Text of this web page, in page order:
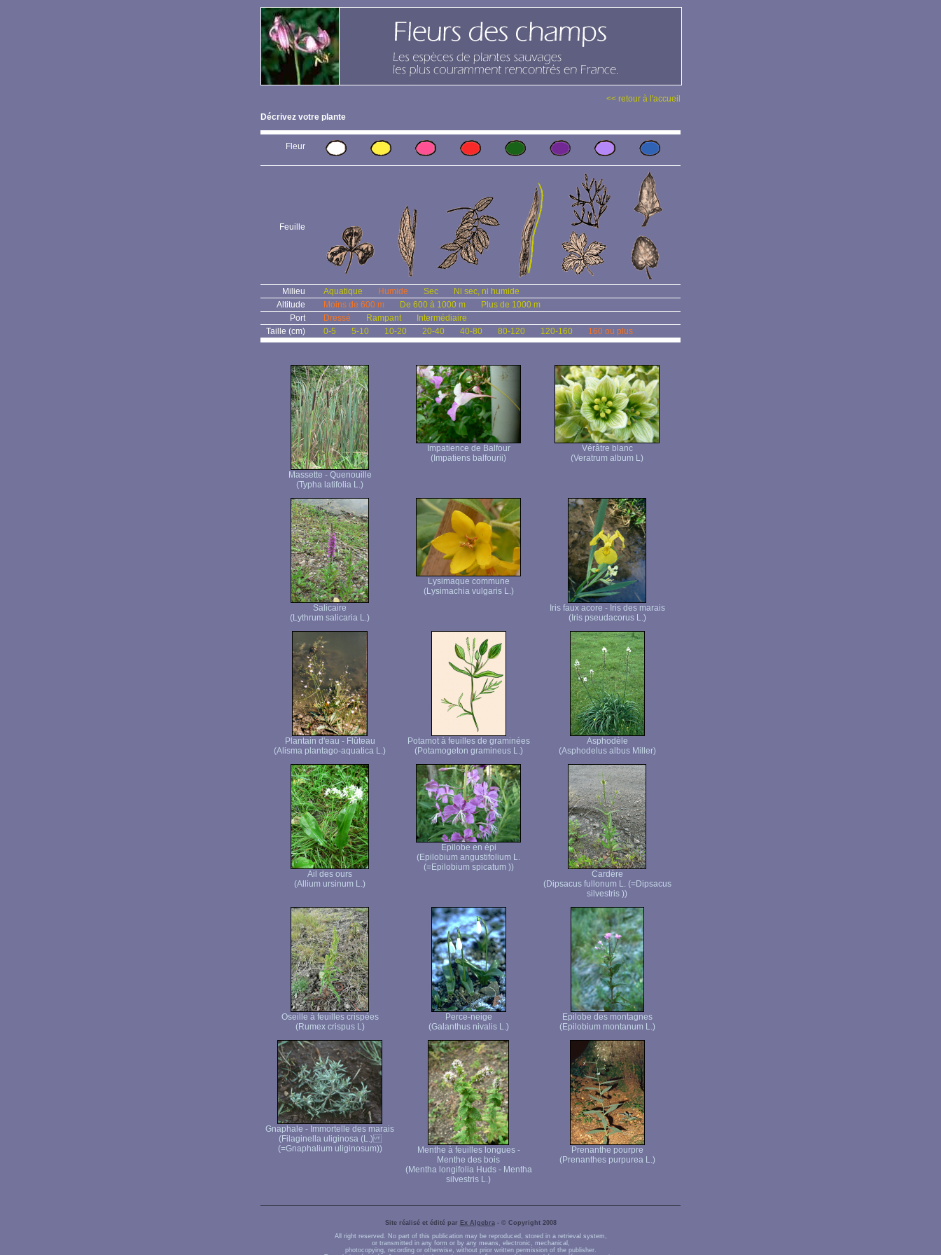
<< retour à l'accueil
Décrivez votre plante
Fleur
Feuille
Milieu Aquatique Humide Sec
Ni sec, ni humide
Altitude
Moins de 600 m De 600 à 1000 m
Plus de 1000 m
Port
Dressé Rampant
Intermédiaire
Taille (cm)
0-5 5-10 10-20 20-40 40-80 80-120 120-160 160 ou plus
Massette - Quenouille
(Typha latifolia L.)
Impatience de Balfour
(Impatiens balfourii)
Vérâtre blanc
(Veratrum album L)
Salicaire
(Lythrum salicaria L.)
Lysimaque commune
(Lysimachia vulgaris L.)
Iris faux acore - Iris des marais
(Iris pseudacorus L.)
Plantain d'eau - Flûteau
(Alisma plantago-aquatica L.)
Potamot à feuilles de graminées
(Potamogeton gramineus L.)
Asphodèle
(Asphodelus albus Miller)
Ail des ours
(Allium ursinum L.)
Epilobe en épi
(Epilobium angustifolium L.
(=Epilobium spicatum ))
Cardère
(Dipsacus fullonum L. (=Dipsacus
silvestris ))
Oseille à feuilles crispées
(Rumex crispus L)
Perce-neige
(Galanthus nivalis L.)
Epilobe des montagnes
(Epilobium montanum L.)
Gnaphale - Immortelle des marais
(Filaginella uliginosa (L.)
(=Gnaphalium uliginosum))
Menthe à feuilles longues -
Menthe des bois
(Mentha longifolia Huds - Mentha
silvestris L.)
Prenanthe pourpre
(Prenanthes purpurea L.)
Site réalisé et édité par Ex Algebra- © Copyright 2008
All right reserved. No part of this publication may be reproduced, stored in a retrieval system,
or transmitted in any form or by any means, electronic, mechanical,
photocopying, recording or otherwise, without prior written permission of the publisher.